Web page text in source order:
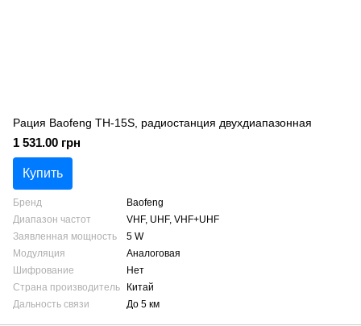
Рация Baofeng TH-15S, радиостанция двухдиапазонная
1 531.00 грн
Купить
Бренд
Baofeng
Диапазон частот
VHF, UHF, VHF+UHF
Заявленная мощность
5 W
Модуляция
Аналоговая
Шифрование
Нет
Страна производитель
Китай
Дальность связи
До 5 км